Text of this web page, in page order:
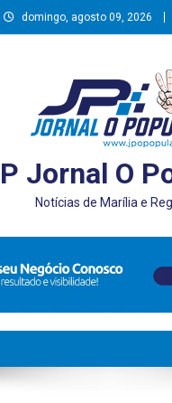
domingo, agosto 09, 2026
Jornal O
Notícias de Marília e